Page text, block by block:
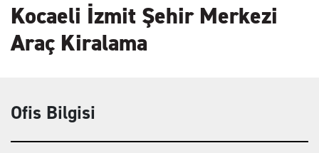
Kocaeli İzmit Şehir Merkezi
Araç Kiralama
Ofis Bilgisi